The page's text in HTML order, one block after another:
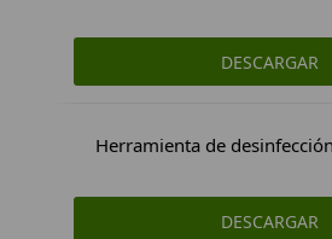
DESCARGAR
Herramienta de
DESCARGAR